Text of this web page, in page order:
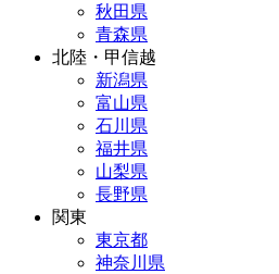
秋田県
青森県
北陸・甲信越
新潟県
富山県
石川県
福井県
山梨県
長野県
関東
東京都
神奈川県